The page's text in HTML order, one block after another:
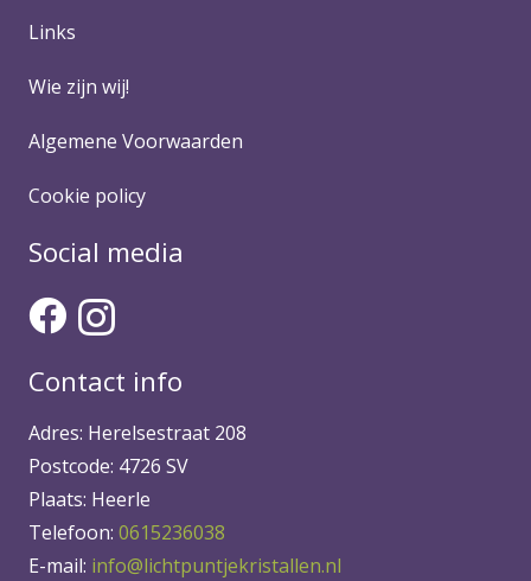
Links
Wie zijn wij!
Algemene Voorwaarden
Cookie policy
Social media
Contact info
Adres: Herelsestraat 208
Postcode: 4726 SV
Plaats: Heerle
Telefoon: 0615236038
E-mail: info@lichtpuntjekristallen.nl